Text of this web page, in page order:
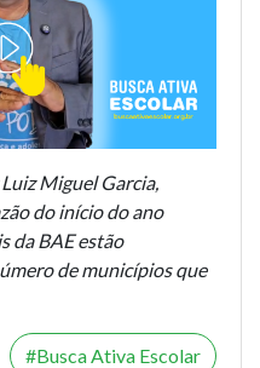
Miguel Garcia,
do início do ano
da BAE estão
de municípios que
Busca Ativa Escolar